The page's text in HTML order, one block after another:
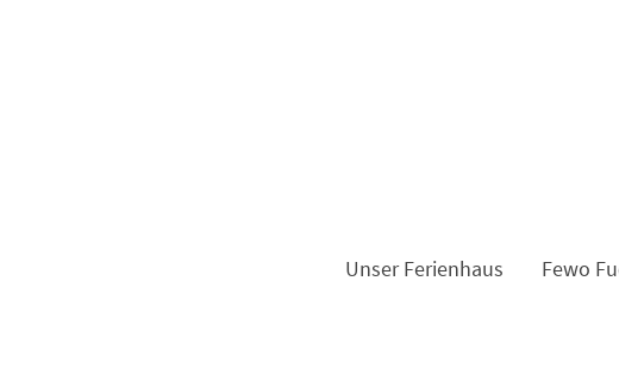
Unser Ferienhaus Fewo